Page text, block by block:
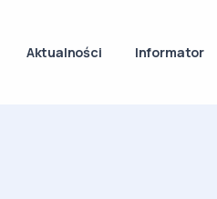
Aktualności Informator